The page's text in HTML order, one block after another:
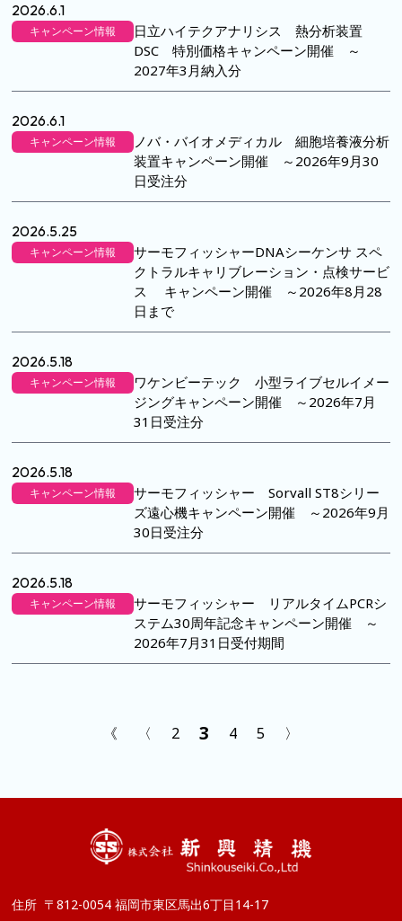
2026.6.1
キャンペーン情報
日立ハイテクアナリシス 熱分析装置
DSC 特別価格キャンペーン開催 ～
2027年3月納入分
2026.6.1
キャンペーン情報
ノバ・バイオメディカル 細胞培養液分析
装置キャンペーン開催 ～2026年9月30
日受注分
2026.5.25
キャンペーン情報
サーモフィッシャーDNAシーケンサ スペ
クトラルキャリブレーション・点検サービ
ス キャンペーン開催 ～2026年8月28
日まで
2026.5.18
キャンペーン情報
ワケンビーテック 小型ライブセルイメー
ジングキャンペーン開催 ～2026年7月
31日受注分
2026.5.18
キャンペーン情報
サーモフィッシャー Sorvall ST8シリー
ズ遠心機キャンペーン開催 ～2026年9月
30日受注分
2026.5.18
キャンペーン情報
サーモフィッシャー リアルタイムPCRシ
ステム30周年記念キャンペーン開催 ～
2026年7月31日受付期間
《 〈 2 3 4 5 〉
住所 〒812-0054 福岡市東区馬出6丁目14-17